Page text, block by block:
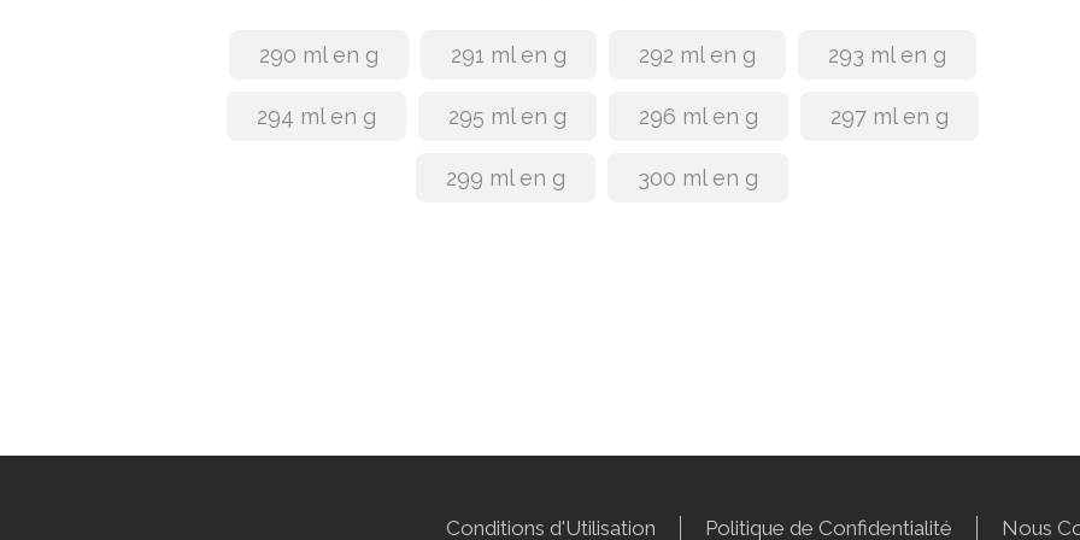
290 ml en g 291 ml en g 292 ml en g 293 ml en g
294 ml en g 295 ml en g 296 ml en g 297 ml en g
299 ml en g 300 ml en g
Conditions d'Utilisation Politique de Confidentialité Nous